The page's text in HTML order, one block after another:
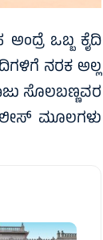
ಒಬ್ಬ ಕೈದಿ
ನರಕ ಅಲ್ಲ
ಸೊಲಬಣ್ಣವರ
ಮೂಲಗಳು